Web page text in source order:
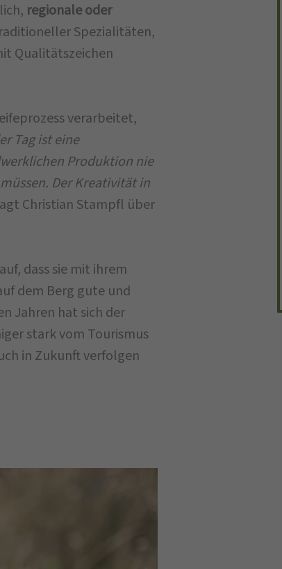
regionale oder
Spezialitäten,
Qualitätszeichen
verarbeitet,
Tag ist eine
Produktion nie
Der Kreativität in
Christian Stampfl über
dass sie mit ihrem
dem Berg gute und
Jahren hat sich der
stark vom Tourismus
in Zukunft verfolgen